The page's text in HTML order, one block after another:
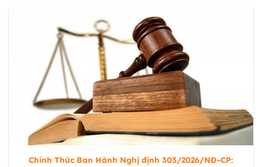
Chính Thức Ban Hành Nghị định 303/2026/NĐ-CP: